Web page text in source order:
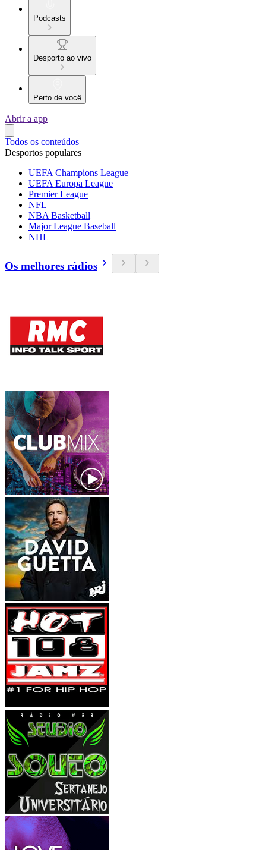
Podcasts
Desporto ao vivo
Perto de você
Abrir a app
Todos os conteúdos
Desportos populares
UEFA Champions League
UEFA Europa League
Premier League
NFL
NBA Basketball
Major League Baseball
NHL
Os melhores rádios